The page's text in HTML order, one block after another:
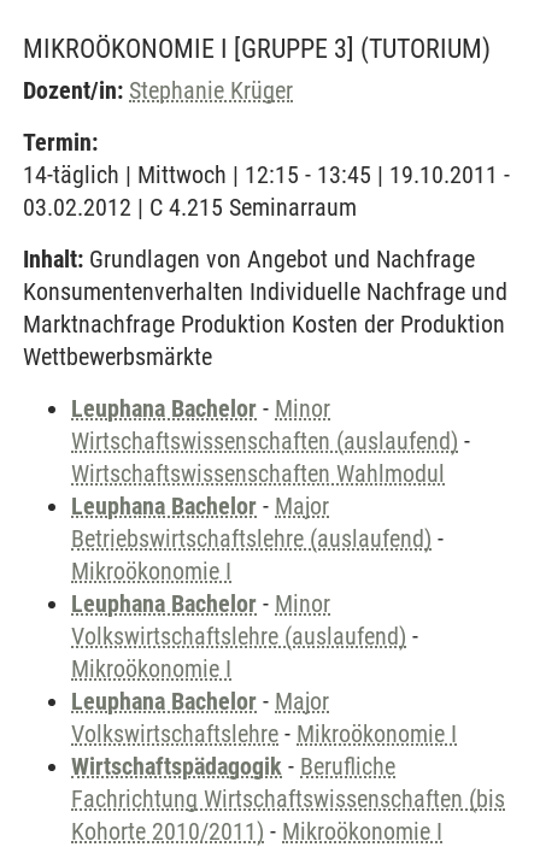
MIKROÖKONOMIE I [GRUPPE 3] (TUTORIUM)
Dozent/in: Stephanie Krüger
Termin:
14-täglich | Mittwoch | 12:15 - 13:45 | 19.10.2011 -
03.02.2012 | C 4.215 Seminarraum
Inhalt: Grundlagen von Angebot und Nachfrage
Konsumentenverhalten Individuelle Nachfrage und
Marktnachfrage Produktion Kosten der Produktion
Wettbewerbsmärkte
Leuphana Bachelor - Minor
Wirtschaftswissenschaften (auslaufend) -
Wirtschaftswissenschaften Wahlmodul
Leuphana Bachelor - Major
Betriebswirtschaftslehre (auslaufend) -
Mikroökonomie I
Leuphana Bachelor - Minor
Volkswirtschaftslehre (auslaufend) -
Mikroökonomie I
Leuphana Bachelor - Major
Volkswirtschaftslehre - Mikroökonomie I
Wirtschaftspädagogik - Berufliche
Fachrichtung Wirtschaftswissenschaften (bis
Kohorte 2010/2011) - Mikroökonomie I